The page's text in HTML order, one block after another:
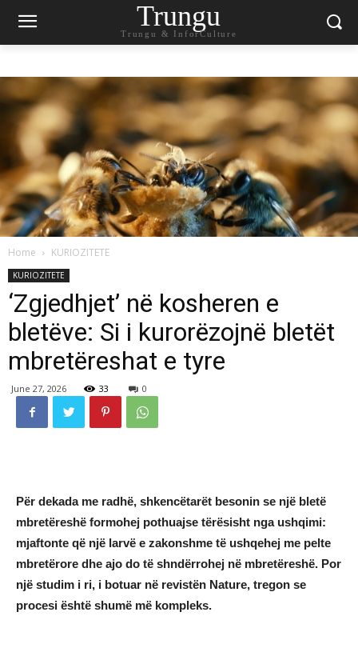
Trungu
Trungu & InforCulture
Home KURIOZITETE
KURIOZITETE
‘Zgjedhjet’ në kosheren e
bletëve: Si i kurorëzojnë bletët
mbretëreshat e tyre
June 27, 2026 33 0
Për dekada me radhë, shkencëtarët besonin se një bletë
mbretëreshë formohej pothuajse tërësisht nga ushqimi:
mjaftonte që një larvë e zakonshme të ushqehej me pelte
mbretërore dhe ajo do të shndërrohej në mbretëreshë. Por
një studim i ri, i botuar në revistën Nature, tregon se
procesi është shumë më kompleks.